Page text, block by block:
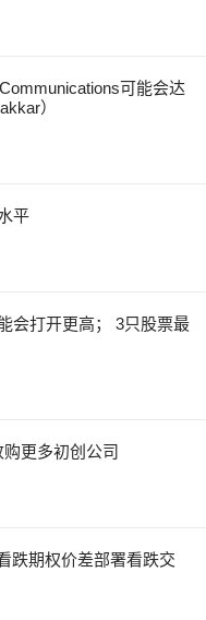
可能会达
）
平
会打开更高； 3只股票最
更多初创公司
跌期权价差部署看跌交